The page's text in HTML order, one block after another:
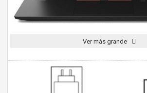
Ver más grande